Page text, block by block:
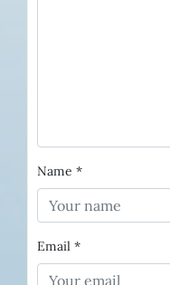
Name *
Email *